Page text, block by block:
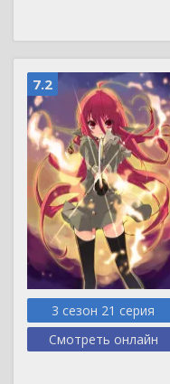
7.2
3 сезон 21 серия
Смотреть онлайн